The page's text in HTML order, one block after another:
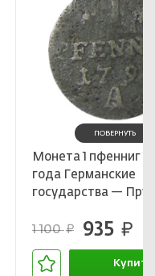
ПОВЕРНУТЬ
Монета 1 пфенниг
года Германские
государства —
1 100руб. 935 руб.
Купить